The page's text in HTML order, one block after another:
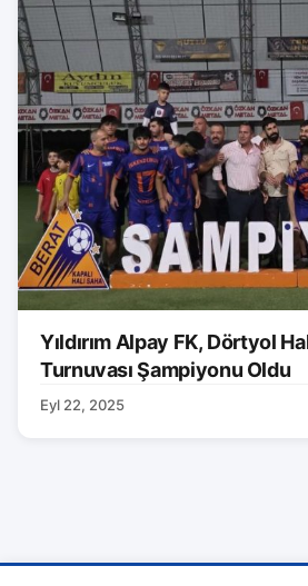
Yıldırım Alpay FK, Dörtyol
Turnuvası Şampiyonu Oldu
Eyl 22, 2025